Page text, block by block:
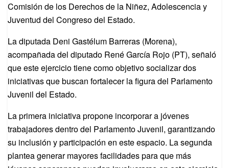
Comisión de los Derechos de la Niñez, Adolescencia y
Juventud del Congreso del Estado.
La diputada Deni Gastélum Barreras (Morena),
acompañada del diputado René García Rojo (PT), señaló
que este ejercicio tiene como objetivo socializar dos
iniciativas que buscan fortalecer la figura del Parlamento
Juvenil del Estado.
La primera iniciativa propone incorporar a jóvenes
trabajadores dentro del Parlamento Juvenil, garantizando
su inclusión y participación en este espacio. La segunda
plantea generar mayores facilidades para que más